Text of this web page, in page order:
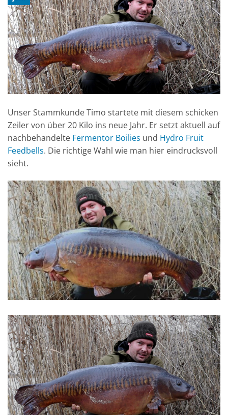
Unser Stammkunde Timo startete mit diesem schicken
Zeiler von über 20 Kilo ins neue Jahr. Er setzt aktuell auf
nachbehandelte Fermentor Boilies und Hydro Fruit
Feedbells. Die richtige Wahl wie man hier eindrucksvoll
sieht.